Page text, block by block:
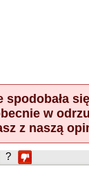
spodobała
w
z naszą
?